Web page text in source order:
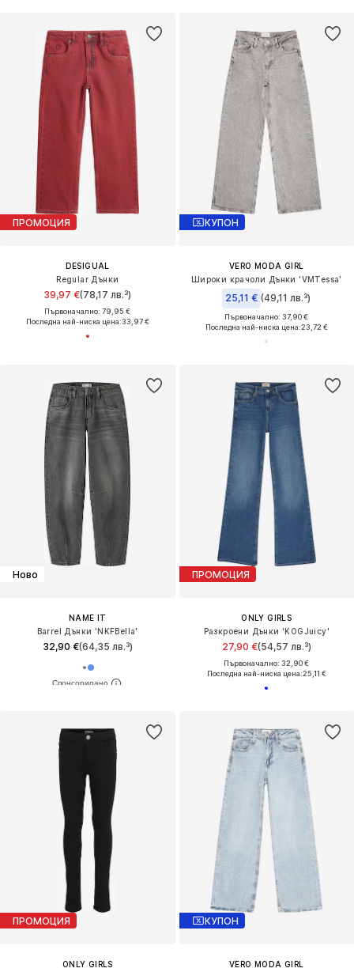
ПРОМОЦИЯ
DESIGUAL
Regular Дънки
39,97 €(78,17 лв.³)
Първоначално: 79,95 €
Последна най-ниска цена:33,97 €
КУПОН
VERO MODA GIRL
Широки крачоли Дънки 'VMTessa'
25,11 € (49,11 лв.³)
Първоначално: 37,90 €
Последна най-ниска цена:23,72 €
Ново
NAME IT
Barrel Дънки 'NKFBella'
32,90 €(64,35 лв.³)
ПРОМОЦИЯ
ONLY GIRLS
Разкроени Дънки 'KOGJuicy'
27,90 €(54,57 лв.³)
Първоначално: 32,90 €
Последна най-ниска цена:25,11 €
ПРОМОЦИЯ
ONLY GIRLS
КУПОН
VERO MODA GIRL